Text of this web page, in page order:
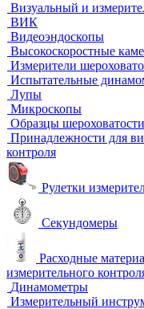
Визуальный и
ВИК
Видеоэндоскопы
Высокоскоростные
Измерители
Испытательные
Лупы
Микроскопы
Образцы
Принадлежности для
контроля
Рулетки
Секундомеры
Расходные
измерительного
Динамометры
Измерительный